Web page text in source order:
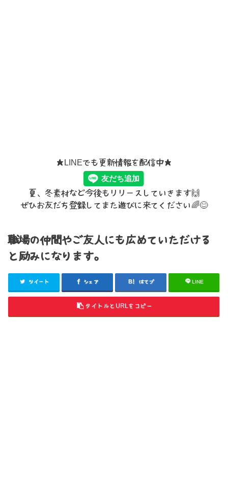
★LINEでも更新情報を配信中★
夏、冬素材など今後もリリースしていきます🙌
ぜひお友だち登録してまた遊びに来てください🌈😊
職場の仲間やご友人にも広めていただける
と励みになります。
ツイート シェア はてブ LINE
タイトルとURLをコピー